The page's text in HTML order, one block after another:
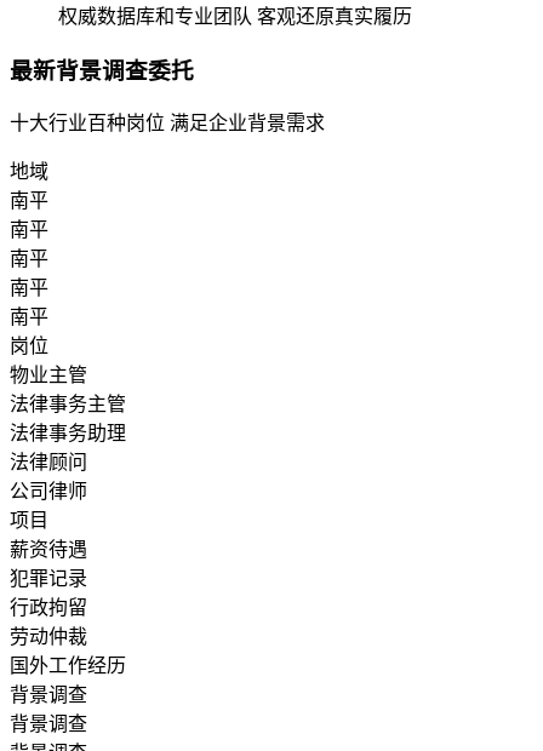
权威数据库和专业团队 客观还原真实履历
最新背景调查委托
十大行业百种岗位 满足企业背景需求
地域
南平
南平
南平
南平
南平
岗位
物业主管
法律事务主管
法律事务助理
法律顾问
公司律师
项目
薪资待遇
犯罪记录
行政拘留
劳动仲裁
国外工作经历
背景调查
背景调查